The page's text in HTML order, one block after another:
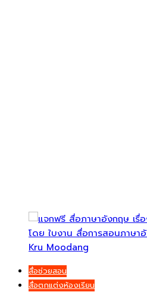
สื่อช่วยสอน
สื่อตกแต่งห้องเรียน